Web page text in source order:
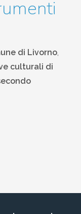
di Livorno
culturali di